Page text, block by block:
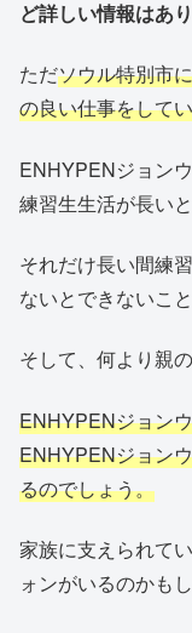
ど詳しい情報はあ
ただソウル特別市
の良い仕事をして
ENHYPENジョン
練習生生活が長い
それだけ長い間練
ないとできないこと
そして、何より親
ENHYPENジョン
ENHYPENジョン
るのでしょう。
家族に支えられて
ォンがいるのかも